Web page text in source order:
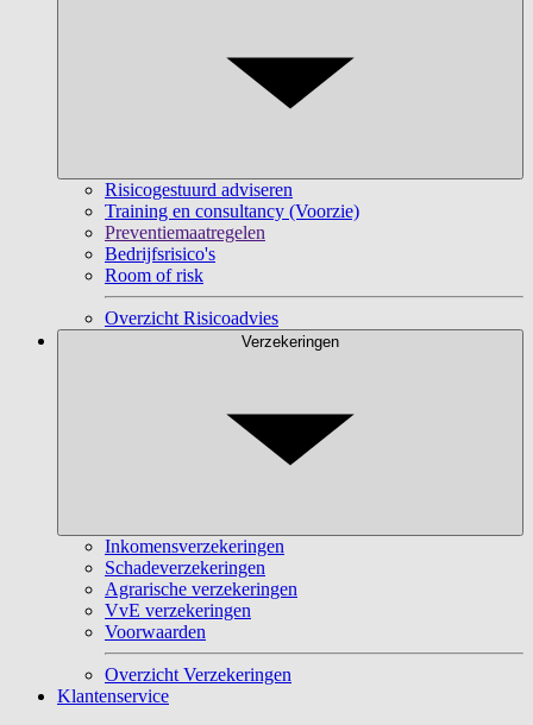
Risicogestuurd adviseren
Training en consultancy (Voorzie)
Preventiemaatregelen
Bedrijfsrisico's
Room of risk
Overzicht Risicoadvies
Verzekeringen
Inkomensverzekeringen
Schadeverzekeringen
Agrarische verzekeringen
VvE verzekeringen
Voorwaarden
Overzicht Verzekeringen
Klantenservice